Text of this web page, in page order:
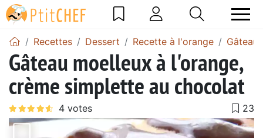
Recettes Dessert Recette à l'orange Gâteau
Gâteau moelleux à l'orange,
crème simplette au chocolat